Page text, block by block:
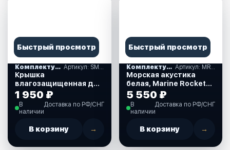
Быстрый просмотр
Комплектующие Артикул: SM7000
Крышка
влагозащищенная для
магнитофона со
встроенными 3-мя
динамиками (SM7000)
1 950 ₽
В
наличии
Доставка по РФ/СНГ
В корзину →
Быстрый просмотр
Комплектующие Артикул: MRH65W
Морская акустика
белая, Marine Rocket
(MRH65W)
5 550 ₽
В
наличии
Доставка по РФ/СНГ
В корзину →